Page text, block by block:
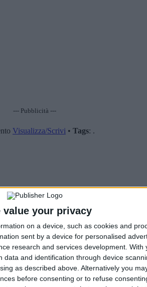
value your privacy
on a device, such as cookies and
sent by a device for personalised
research and services development. With
and identification through device
as described above. Alternatively you
before consenting or to refuse
--- Pubblicità ---
Visualizza/Scrivi • Tags: .